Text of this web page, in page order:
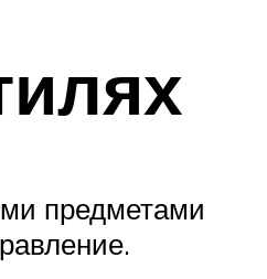
предметами